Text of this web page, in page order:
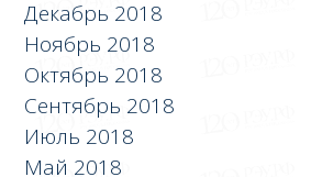
Декабрь 2018
Ноябрь 2018
Октябрь 2018
Сентябрь 2018
Июль 2018
Май 2018